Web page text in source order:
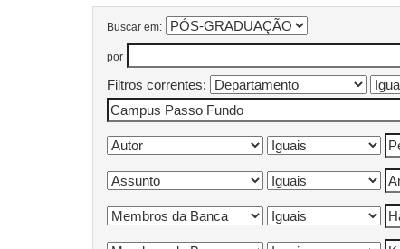
Buscar em:
por
Filtros correntes: